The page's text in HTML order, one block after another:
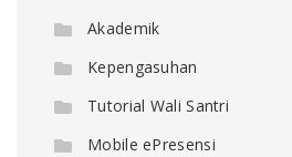
Akademik
Kepengasuhan
Tutorial Wali Santri
Mobile ePresensi